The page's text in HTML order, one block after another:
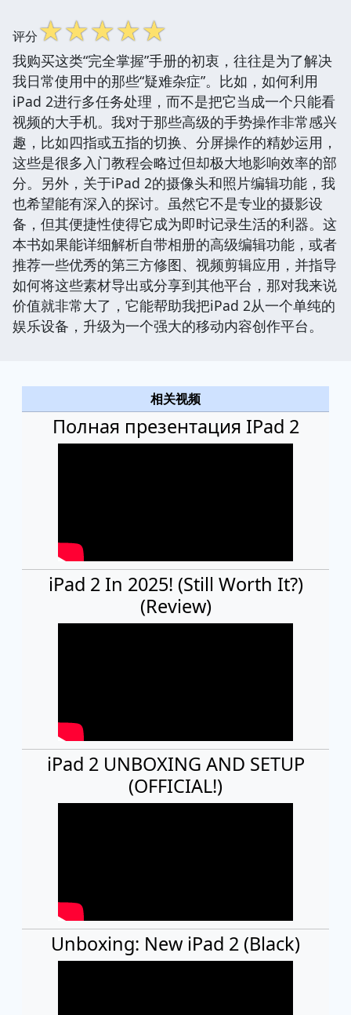
评分☆☆☆☆☆
我购买这类“完全掌握”手册的初衷，往往是为了解决
我日常使用中的那些“疑难杂症”。比如，如何利用
iPad 2进行多任务处理，而不是把它当成一个只能看
视频的大手机。我对于那些高级的手势操作非常感兴
趣，比如四指或五指的切换、分屏操作的精妙运用，
这些是很多入门教程会略过但却极大地影响效率的部
分。另外，关于iPad 2的摄像头和照片编辑功能，我
也希望能有深入的探讨。虽然它不是专业的摄影设
备，但其便捷性使得它成为即时记录生活的利器。这
本书如果能详细解析自带相册的高级编辑功能，或者
推荐一些优秀的第三方修图、视频剪辑应用，并指导
如何将这些素材导出或分享到其他平台，那对我来说
价值就非常大了，它能帮助我把iPad 2从一个单纯的
娱乐设备，升级为一个强大的移动内容创作平台。
相关视频
Полная презентация IPad 2
iPad 2 In 2025! (Still Worth It?)
(Review)
iPad 2 UNBOXING AND SETUP
(OFFICIAL!)
Unboxing: New iPad 2 (Black)